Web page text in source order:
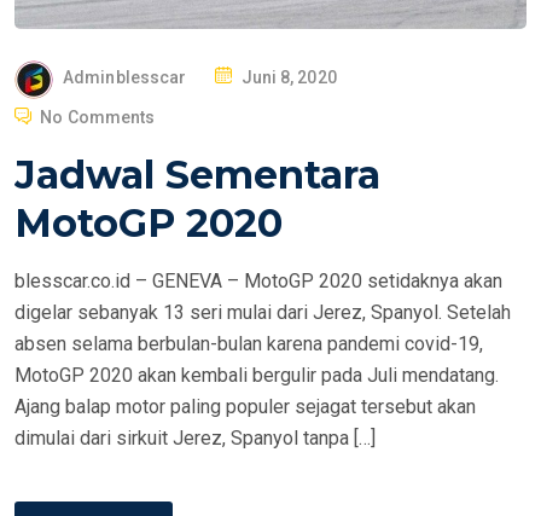
Adminblesscar
T
D
N
Juni 8, 2020
No Comments
Jadwal Sementara
MotoGP 2020
blesscar.co.id – GENEVA – MotoGP 2020 setidaknya akan
digelar sebanyak 13 seri mulai dari Jerez, Spanyol. Setelah
absen selama berbulan-bulan karena pandemi covid-19,
MotoGP 2020 akan kembali bergulir pada Juli mendatang.
Ajang balap motor paling populer sejagat tersebut akan
dimulai dari sirkuit Jerez, Spanyol tanpa […]